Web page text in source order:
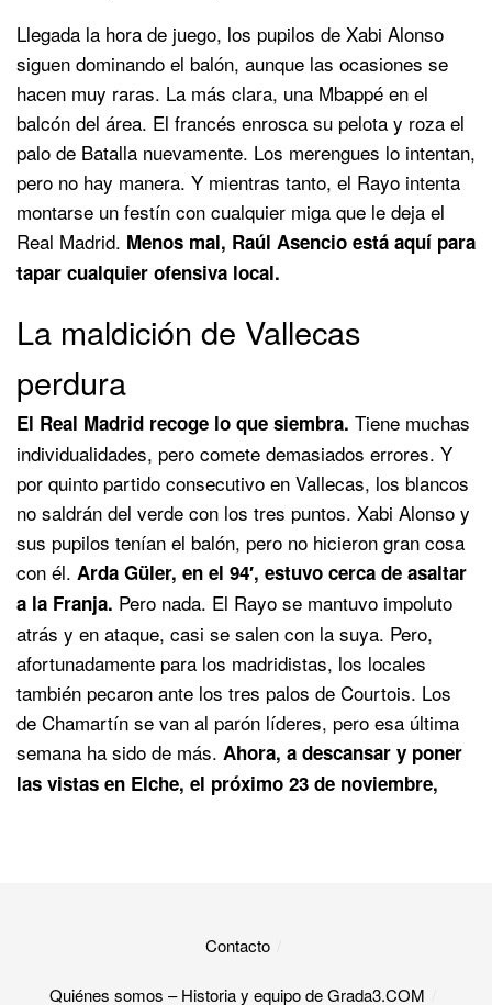
Llegada la hora de juego, los pupilos de Xabi Alonso
siguen dominando el balón, aunque las ocasiones se
hacen muy raras. La más clara, una Mbappé en el
balcón del área. El francés enrosca su pelota y roza el
palo de Batalla nuevamente. Los merengues lo intentan,
pero no hay manera. Y mientras tanto, el Rayo intenta
montarse un festín con cualquier miga que le deja el
Real Madrid. Menos mal, Raúl Asencio está aquí para
tapar cualquier ofensiva local.
La maldición de Vallecas
perdura
El Real Madrid recoge lo que siembra. Tiene muchas
individualidades, pero comete demasiados errores. Y
por quinto partido consecutivo en Vallecas, los blancos
no saldrán del verde con los tres puntos. Xabi Alonso y
sus pupilos tenían el balón, pero no hicieron gran cosa
con él. Arda Güler, en el 94′, estuvo cerca de asaltar
a la Franja. Pero nada. El Rayo se mantuvo impoluto
atrás y en ataque, casi se salen con la suya. Pero,
afortunadamente para los madridistas, los locales
también pecaron ante los tres palos de Courtois. Los
de Chamartín se van al parón líderes, pero esa última
semana ha sido de más. Ahora, a descansar y poner
las vistas en Elche, el próximo 23 de noviembre,
Contacto
Quiénes somos – Historia y equipo de Grada3.COM